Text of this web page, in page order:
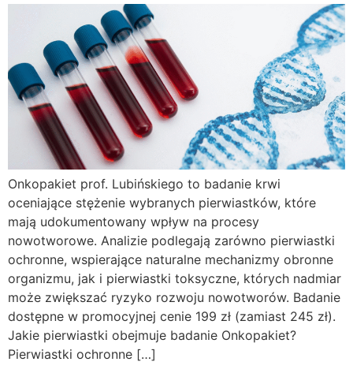
Onkopakiet prof. Lubińskiego to badanie krwi
oceniające stężenie wybranych pierwiastków, które
mają udokumentowany wpływ na procesy
nowotworowe. Analizie podlegają zarówno pierwiastki
ochronne, wspierające naturalne mechanizmy obronne
organizmu, jak i pierwiastki toksyczne, których nadmiar
może zwiększać ryzyko rozwoju nowotworów. Badanie
dostępne w promocyjnej cenie 199 zł (zamiast 245 zł).
Jakie pierwiastki obejmuje badanie Onkopakiet?
Pierwiastki ochronne […]